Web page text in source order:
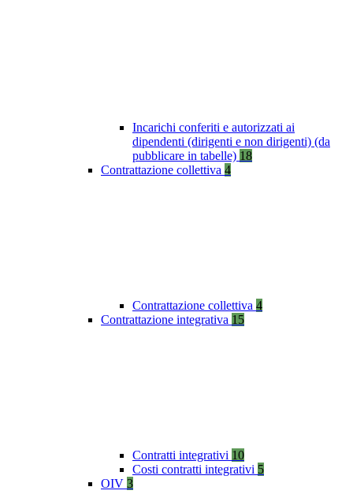
Incarichi conferiti e autorizzati ai
dipendenti (dirigenti e non dirigenti) (da
pubblicare in tabelle) 18
Contrattazione collettiva 4
Contrattazione collettiva 4
Contrattazione integrativa 15
Contratti integrativi 10
Costi contratti integrativi 5
OIV 3